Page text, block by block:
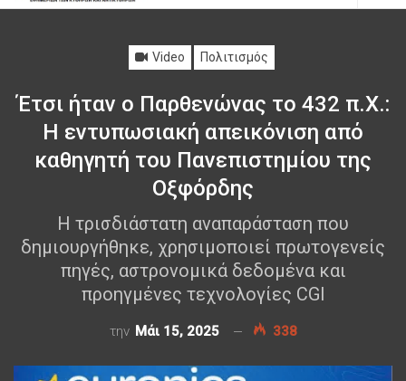
Video Πολιτισμός
Έτσι ήταν ο Παρθενώνας το 432 π.Χ.:
Η εντυπωσιακή απεικόνιση από
καθηγητή του Πανεπιστημίου της
Οξφόρδης
Η τρισδιάστατη αναπαράσταση που
δημιουργήθηκε, χρησιμοποιεί πρωτογενείς
πηγές, αστρονομικά δεδομένα και
προηγμένες τεχνολογίες CGI
την Μάι 15, 2025 338